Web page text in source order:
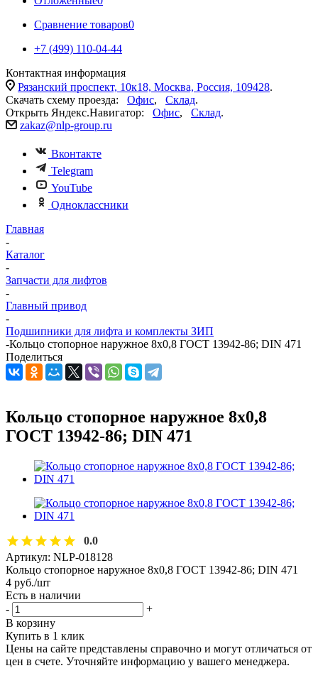
Сравнение товаров0
+7 (499) 110-04-44
Контактная информация
Рязанский проспект, 10к18, Москва, Россия, 109428.
Скачать схему проезда: Офис, Склад.
Открыть Яндекс.Навигатор: Офис, Склад.
zakaz@nlp-group.ru
Вконтакте
Telegram
YouTube
Одноклассники
Главная
-
Каталог
-
Запчасти для лифтов
-
Главный привод
-
Подшипники для лифта и комплекты ЗИП
-Кольцо стопорное наружное 8х0,8 ГОСТ 13942-86; DIN 471
Поделиться
Кольцо стопорное наружное 8х0,8
ГОСТ 13942-86; DIN 471
0.0
Артикул: NLP-018128
Кольцо стопорное наружное 8х0,8 ГОСТ 13942-86; DIN 471
4 руб./шт
Есть в наличии
-
+
В корзину
Купить в 1 клик
Цены на сайте представлены справочно и могут отличаться от
цен в счете. Уточняйте информацию у вашего менеджера.